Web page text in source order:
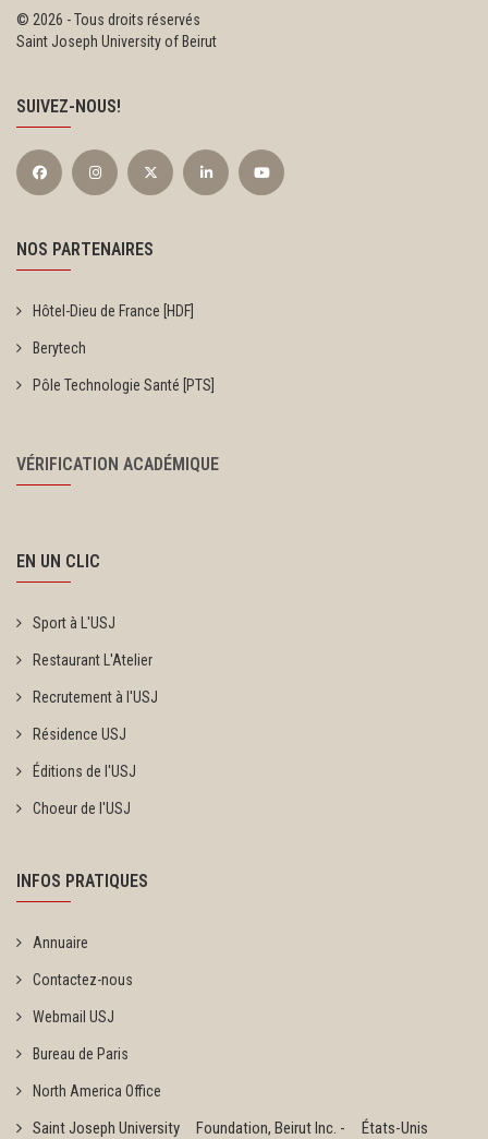
© 2026 - Tous droits réservés
Saint Joseph University of Beirut
SUIVEZ-NOUS!
NOS PARTENAIRES
Hôtel-Dieu de France [HDF]
Berytech
Pôle Technologie Santé [PTS]
VÉRIFICATION ACADÉMIQUE
EN UN CLIC
Sport à L'USJ
Restaurant L'Atelier
Recrutement à l'USJ
Résidence USJ
Éditions de l'USJ
Choeur de l'USJ
INFOS PRATIQUES
Annuaire
Contactez-nous
Webmail USJ
Bureau de Paris
North America Office
Saint Joseph University Foundation, Beirut Inc. - États-Unis